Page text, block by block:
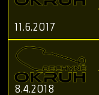
11.6.2017
8.4.2018